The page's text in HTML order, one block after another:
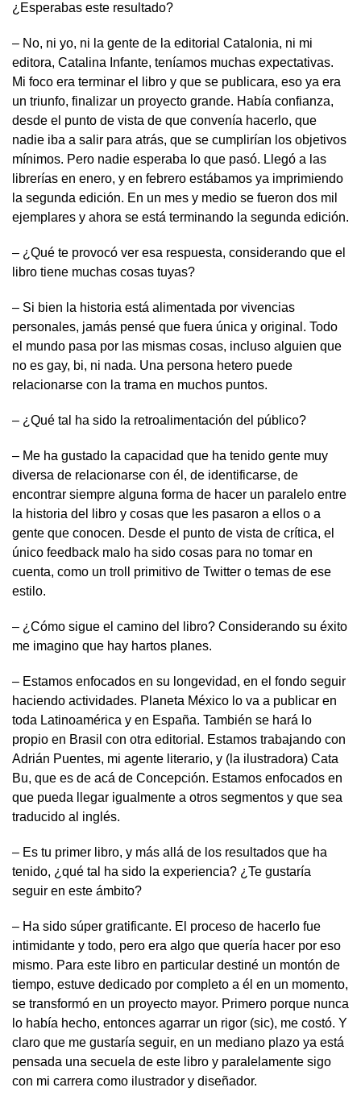
¿Esperabas este resultado?
– No, ni yo, ni la gente de la editorial Catalonia, ni mi
editora, Catalina Infante, teníamos muchas expectativas.
Mi foco era terminar el libro y que se publicara, eso ya era
un triunfo, finalizar un proyecto grande. Había confianza,
desde el punto de vista de que convenía hacerlo, que
nadie iba a salir para atrás, que se cumplirían los objetivos
mínimos. Pero nadie esperaba lo que pasó. Llegó a las
librerías en enero, y en febrero estábamos ya imprimiendo
la segunda edición. En un mes y medio se fueron dos mil
ejemplares y ahora se está terminando la segunda edición.
– ¿Qué te provocó ver esa respuesta, considerando que el
libro tiene muchas cosas tuyas?
– Si bien la historia está alimentada por vivencias
personales, jamás pensé que fuera única y original. Todo
el mundo pasa por las mismas cosas, incluso alguien que
no es gay, bi, ni nada. Una persona hetero puede
relacionarse con la trama en muchos puntos.
– ¿Qué tal ha sido la retroalimentación del público?
– Me ha gustado la capacidad que ha tenido gente muy
diversa de relacionarse con él, de identificarse, de
encontrar siempre alguna forma de hacer un paralelo entre
la historia del libro y cosas que les pasaron a ellos o a
gente que conocen. Desde el punto de vista de crítica, el
único feedback malo ha sido cosas para no tomar en
cuenta, como un troll primitivo de Twitter o temas de ese
estilo.
– ¿Cómo sigue el camino del libro? Considerando su éxito
me imagino que hay hartos planes.
– Estamos enfocados en su longevidad, en el fondo seguir
haciendo actividades. Planeta México lo va a publicar en
toda Latinoamérica y en España. También se hará lo
propio en Brasil con otra editorial. Estamos trabajando con
Adrián Puentes, mi agente literario, y (la ilustradora) Cata
Bu, que es de acá de Concepción. Estamos enfocados en
que pueda llegar igualmente a otros segmentos y que sea
traducido al inglés.
– Es tu primer libro, y más allá de los resultados que ha
tenido, ¿qué tal ha sido la experiencia? ¿Te gustaría
seguir en este ámbito?
– Ha sido súper gratificante. El proceso de hacerlo fue
intimidante y todo, pero era algo que quería hacer por eso
mismo. Para este libro en particular destiné un montón de
tiempo, estuve dedicado por completo a él en un momento,
se transformó en un proyecto mayor. Primero porque nunca
lo había hecho, entonces agarrar un rigor (sic), me costó. Y
claro que me gustaría seguir, en un mediano plazo ya está
pensada una secuela de este libro y paralelamente sigo
con mi carrera como ilustrador y diseñador.